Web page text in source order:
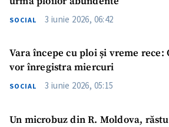
SOCIAL 3 iunie 2026, 06:42
Vara începe cu ploi și vreme rece:
vor înregistra miercuri
SOCIAL 3 iunie 2026, 05:15
Un microbuz din R. Moldova,